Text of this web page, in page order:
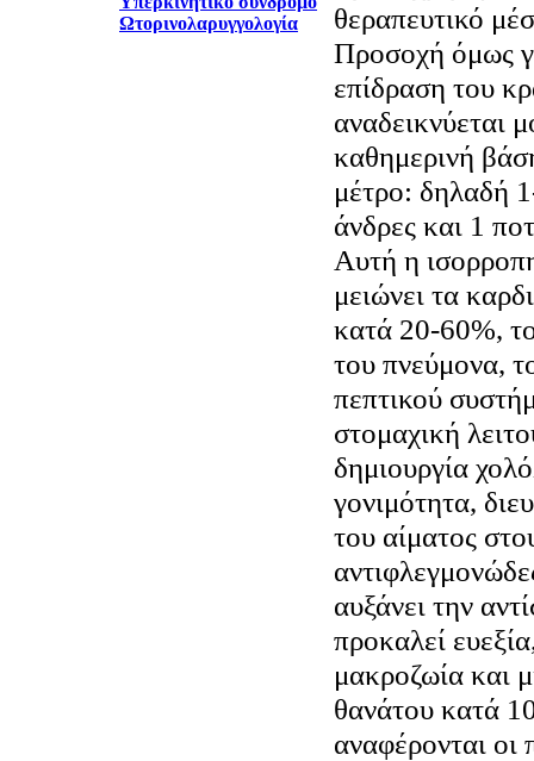
Ωτορινολαρυγγολογία
θεραπευτικό
Προσοχή όμως
επίδραση του
αναδεικνύεται
καθημερινή
μέτρο: δηλαδή
άνδρες και 1
Αυτή η
μειώνει τα
κατά 20-60%,
του πνεύμονα,
πεπτικού
στομαχική
δημιουργία
γονιμότητα,
του αίματος
αυξάνει την
προκαλεί
μακροζωία και
θανάτου κατά
αναφέρονται οι